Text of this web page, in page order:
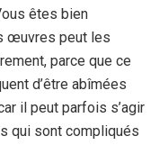
êtes bien
œuvres peut les
parce que ce
d’être abîmées
il peut parfois s’agir
qui sont compliqués